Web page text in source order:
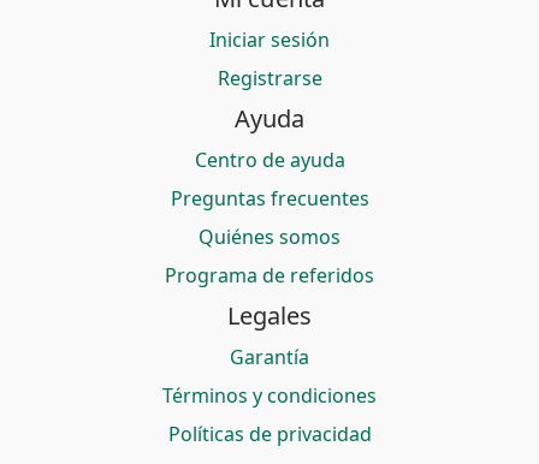
Iniciar sesión
Registrarse
Ayuda
Centro de ayuda
Preguntas frecuentes
Quiénes somos
Programa de referidos
Legales
Garantía
Términos y condiciones
Políticas de privacidad